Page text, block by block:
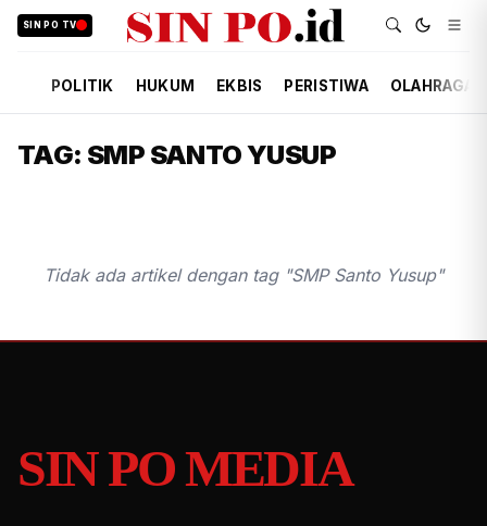
SIN PO TV
POLITIK HUKUM EKBIS PERISTIWA OLAHRAGA
TAG: SMP SANTO YUSUP
Tidak ada artikel dengan tag "SMP Santo Yusup"
SIN PO MEDIA